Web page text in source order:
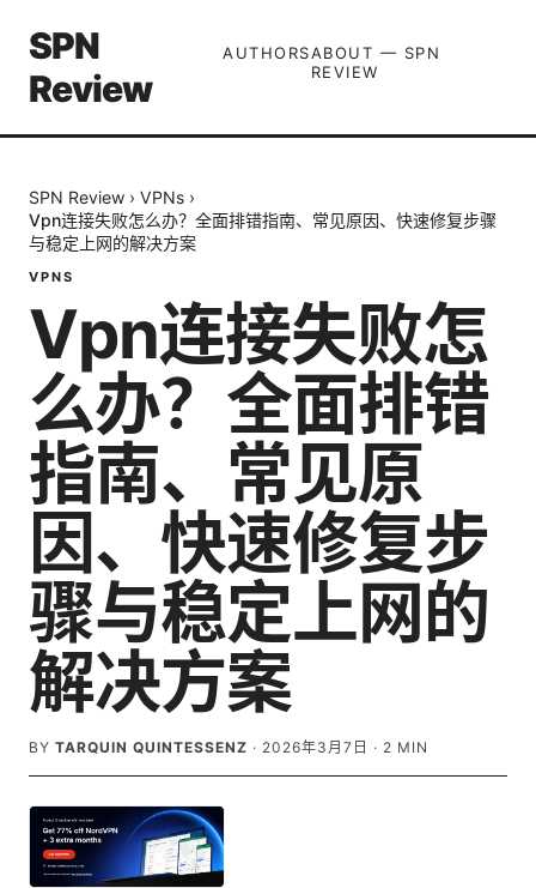
SPN
Review
AUTHORSABOUT — SPN
REVIEW
SPN Review › VPNs ›
Vpn连接失败怎么办？全面排错指南、常见原因、快速修复步骤
与稳定上网的解决方案
VPNS
Vpn连接失败怎
么办？全面排错
指南、常见原
因、快速修复步
骤与稳定上网的
解决方案
BY TARQUIN QUINTESSENZ · 2026年3月7日 · 2 MIN